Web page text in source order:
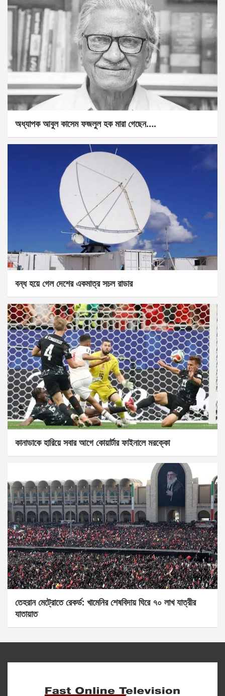
অধ্যাপক আবুল কাসেম ফজলুল হক মারা গেছেন….
বন্ধ হয়ে গেল দেশের একমাত্র সচল রাডার
কানাডাকে হারিয়ে সবার আগে কোয়ার্টার ফাইনালে মরক্কো
তেহরান মেট্রোতে রেকর্ড: খামেনির শেষবিদায় ঘিরে ৭০ লাখ যাত্রীর
যাতায়াত